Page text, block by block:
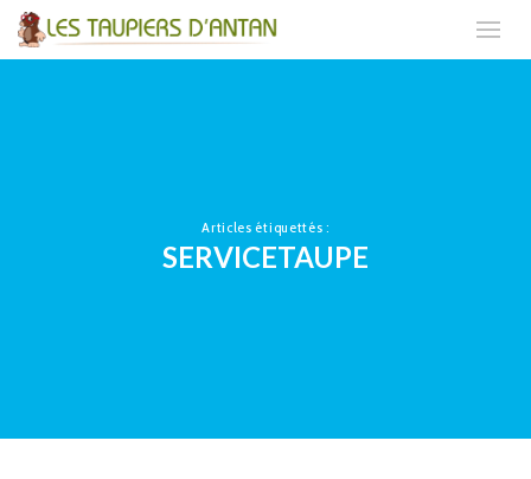
Articles étiquettés :
SERVICETAUPE